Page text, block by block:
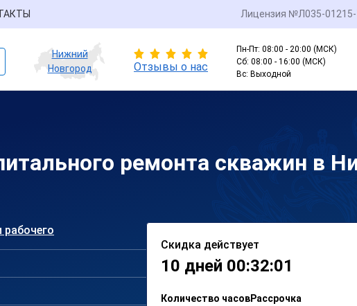
Лицензия №Л035-
Нижний
Новгород
Отзывы о нас
Пн-Пт: 08:00 - 20:00 (МСК)
Сб: 08:00 - 16:00 (МСК)
Вс: Выходной
ремонта скважин в
Скидка действует
10 дней 00:32:01
Количество часовРассрочка